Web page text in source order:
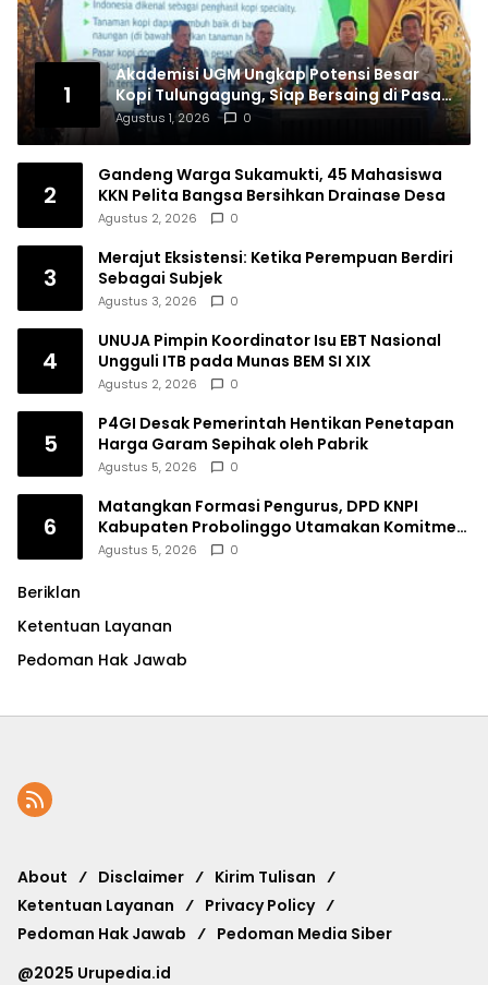
1
Akademisi UGM Ungkap Potensi Besar
Kopi Tulungagung, Siap Bersaing di Pasar
Nasional hingga Dunia
Agustus 1, 2026 0
2
Gandeng Warga Sukamukti, 45 Mahasiswa
KKN Pelita Bangsa Bersihkan Drainase Desa
Agustus 2, 2026 0
3
Merajut Eksistensi: Ketika Perempuan Berdiri
Sebagai Subjek
Agustus 3, 2026 0
4
UNUJA Pimpin Koordinator Isu EBT Nasional
Ungguli ITB pada Munas BEM SI XIX
Agustus 2, 2026 0
5
P4GI Desak Pemerintah Hentikan Penetapan
Harga Garam Sepihak oleh Pabrik
Agustus 5, 2026 0
6
Matangkan Formasi Pengurus, DPD KNPI
Kabupaten Probolinggo Utamakan Komitmen
dan Kinerja
Agustus 5, 2026 0
Beriklan
Ketentuan Layanan
Pedoman Hak Jawab
About Disclaimer
Kirim Tulisan
Ketentuan Layanan
Privacy Policy
Pedoman Hak Jawab
Pedoman Media Siber
@2025 Urupedia.id